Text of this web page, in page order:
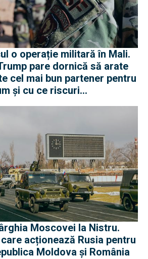
o operație militară în Mali.
pare dornică să arate
cel mai bun partener pentru
și cu ce riscuri
Moscovei la Nistru.
acționează Rusia pentru
Moldova și România